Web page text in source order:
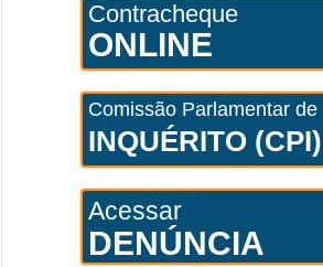
Contracheque
ONLINE
Comissão Parlamentar de
INQUÉRITO (CPI)
Acessar
DENÚNCIA